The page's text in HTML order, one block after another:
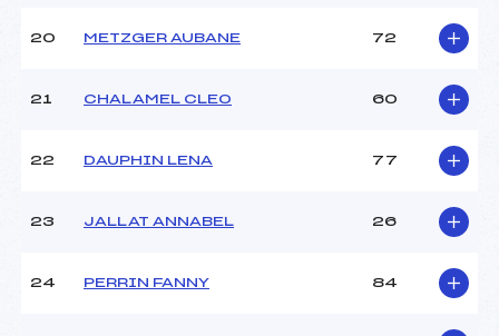
20 METZGER AUBANE 72
21 CHALAMEL CLEO 60
22 DAUPHIN LENA 77
23 JALLAT ANNABEL 26
24 PERRIN FANNY 84